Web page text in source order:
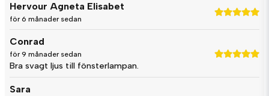
Hervour Agneta Elisabet
för 6 månader sedan
Conrad
för 9 månader sedan
Bra svagt ljus till fönsterlampan.
Sara